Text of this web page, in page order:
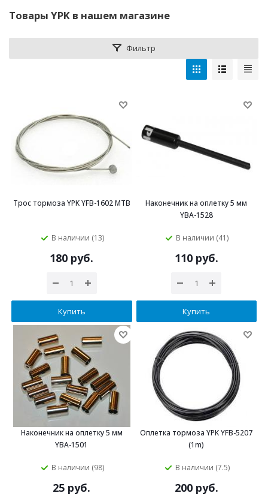
Товары YPK в нашем магазине
Фильтр
Трос тормоза YPK YFB-1602 MTB
В наличии (13)
180 руб.
Купить
Наконечник на оплетку 5 мм
YBA-1528
В наличии (41)
110 руб.
Купить
Наконечник на оплетку 5 мм
YBA-1501
В наличии (98)
25 руб.
Оплетка тормоза YPK YFB-5207
(1m)
В наличии (7.5)
200 руб.